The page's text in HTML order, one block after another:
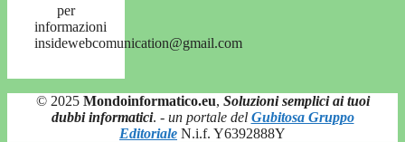
per
informazioni
insidewebcomunication@gmail.com
© 2025 Mondoinformatico.eu, Soluzioni semplici ai tuoi
dubbi informatici. - un portale del Gubitosa Gruppo
Editoriale N.i.f. Y6392888Y